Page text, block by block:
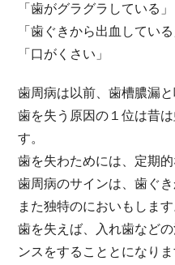
「歯がグラグラしている」
「歯ぐきから出血している
「口がくさい」
歯周病は以前、歯槽膿漏と
歯を失う原因の１位は昔
す。
歯を失わためには、定期的
歯周病のサインは、歯ぐ
また独特のにおいもします
歯を失えば、入れ歯など
ンスをすることとになりま